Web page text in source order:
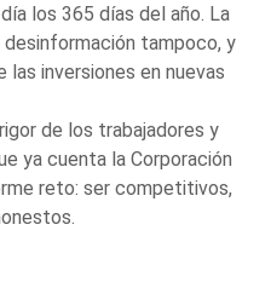
los 365 días del año. La
tampoco, y
inversiones en nuevas
de los trabajadores y
ya cuenta la Corporación
reto: ser competitivos,